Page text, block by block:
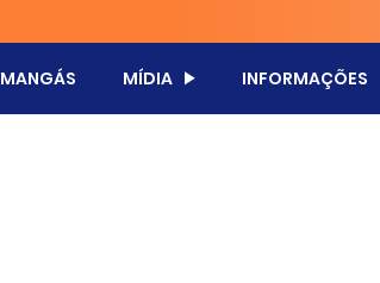
MANGÁS MÍDIA INFORMAÇÕES